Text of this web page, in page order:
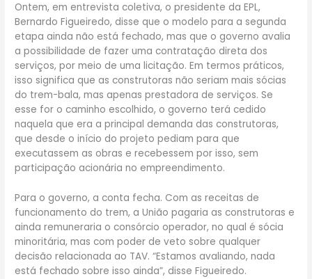
Ontem, em entrevista coletiva, o presidente da EPL,
Bernardo Figueiredo, disse que o modelo para a segunda
etapa ainda não está fechado, mas que o governo avalia
a possibilidade de fazer uma contratação direta dos
serviços, por meio de uma licitação. Em termos práticos,
isso significa que as construtoras não seriam mais sócias
do trem-bala, mas apenas prestadora de serviços. Se
esse for o caminho escolhido, o governo terá cedido
naquela que era a principal demanda das construtoras,
que desde o início do projeto pediam para que
executassem as obras e recebessem por isso, sem
participação acionária no empreendimento.
Para o governo, a conta fecha. Com as receitas de
funcionamento do trem, a União pagaria as construtoras e
ainda remuneraria o consórcio operador, no qual é sócia
minoritária, mas com poder de veto sobre qualquer
decisão relacionada ao TAV. “Estamos avaliando, nada
está fechado sobre isso ainda”, disse Figueiredo.